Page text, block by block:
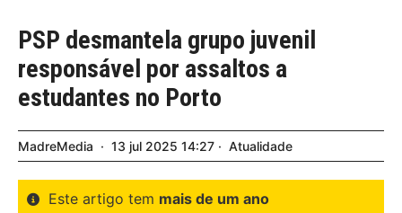
PSP desmantela grupo juvenil
responsável por assaltos a
estudantes no Porto
MadreMedia 13 jul 2025 14:27 Atualidade
Este artigo tem mais de um ano